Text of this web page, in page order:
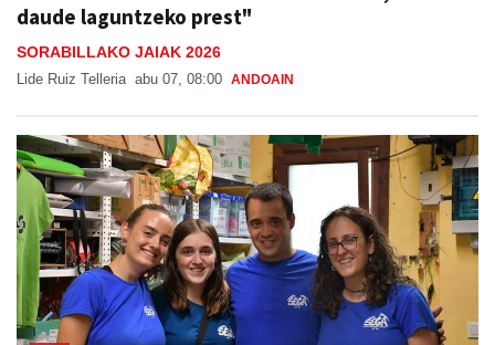
daude laguntzeko prest"
SORABILLAKO JAIAK 2026
Lide Ruiz Telleria abu 07, 08:00 ANDOAIN